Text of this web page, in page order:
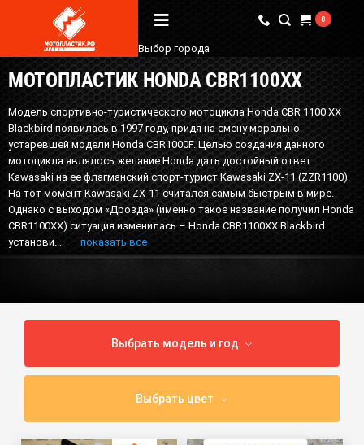
Вопрос / Ответ
Бренды
О Магазине
Мы в соцсетях
+7 (910) 684-44-88
info@мотопластик.рф
Выбор города
0
МОТОПЛАСТИК HONDA CBR1100XX
Модель спортивно-туристического мотоцикла Honda CBR 1100 XX
Blackbird появилась в 1997 году, придя на смену морально
устаревшей модели Honda CBR1000F. Целью создания данного
мотоцикла являлось желание Honda дать достойный ответ
Kawasaki на ее флагманский спорт-турист Kawasaki ZX-11 (ZZR1100).
На тот момент Kawasaki ZX-11 считался самым быстрым в мире.
Однако с выходом «Дрозда» (именно такое название получил Honda
CBR1100XX) ситуация изменилась – Honda CBR1100XX Blackbird
установи...
показать все
Выбрать модель и год
Выбрать цвет